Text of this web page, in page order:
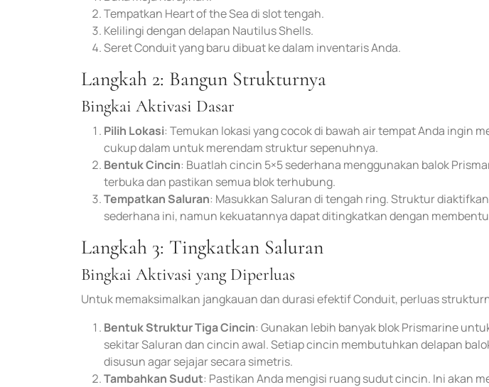
Tempatkan Heart of the Sea di slot tengah.
Kelilingi dengan delapan Nautilus Shells.
Seret Conduit yang baru dibuat ke dalam inventaris Anda.
Langkah 2: Bangun Strukturnya
Bingkai Aktivasi Dasar
Pilih Lokasi: Temukan lokasi yang cocok di bawah air tempat Anda ingin
cukup dalam untuk merendam struktur sepenuhnya.
Bentuk Cincin: Buatlah cincin 5×5 sederhana menggunakan balok
terbuka dan pastikan semua blok terhubung.
Tempatkan Saluran: Masukkan Saluran di tengah ring. Struktur
sederhana ini, namun kekuatannya dapat ditingkatkan dengan
Langkah 3: Tingkatkan Saluran
Bingkai Aktivasi yang Diperluas
Untuk memaksimalkan jangkauan dan durasi efektif Conduit, perluas
Bentuk Struktur Tiga Cincin: Gunakan lebih banyak blok Prismarine
sekitar Saluran dan cincin awal. Setiap cincin membutuhkan delapan
disusun agar sejajar secara simetris.
Tambahkan Sudut: Pastikan Anda mengisi ruang sudut cincin. Ini akan